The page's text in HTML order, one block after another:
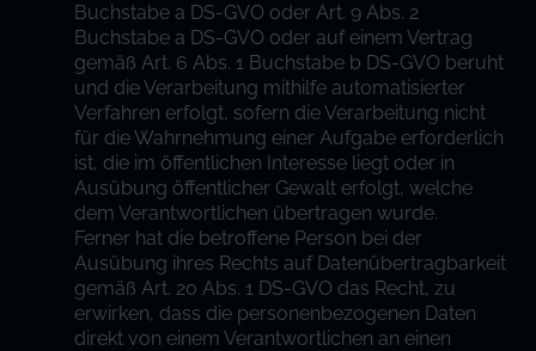
Buchstabe a DS-GVO oder Art. 9 Abs. 2
Buchstabe a DS-GVO oder auf einem Vertrag
gemäß Art. 6 Abs. 1 Buchstabe b DS-GVO beruht
und die Verarbeitung mithilfe automatisierter
Verfahren erfolgt, sofern die Verarbeitung nicht
für die Wahrnehmung einer Aufgabe erforderlich
ist, die im öffentlichen Interesse liegt oder in
Ausübung öffentlicher Gewalt erfolgt, welche
dem Verantwortlichen übertragen wurde.
Ferner hat die betroffene Person bei der
Ausübung ihres Rechts auf Datenübertragbarkeit
gemäß Art. 20 Abs. 1 DS-GVO das Recht, zu
erwirken, dass die personenbezogenen Daten
direkt von einem Verantwortlichen an einen